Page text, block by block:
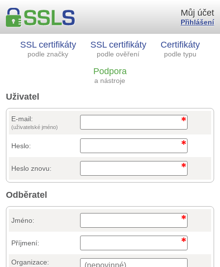
SSL certifikáty
podle značky
SSL certifikáty
podle ověření
Certifikáty
podle typu
Podpora
a nástroje
Můj účet
Přihlášení
Uživatel
E-mail:
(uživatelské jméno)
Heslo:
Heslo znovu:
Odběratel
Jméno:
Příjmení:
Organizace: